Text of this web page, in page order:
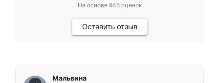
На основе 945оценок
Оставить отзыв
Мальвина